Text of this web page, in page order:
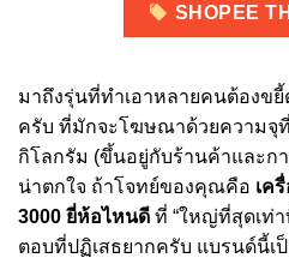
SHOPEE
มาถึงรุ่นที่ทำเอาหลายคนต้องข
ครับ ที่มักจะโฆษณาด้วยความจุที่
กิโลกรัม (ขึ้นอยู่กับร้านค้าและก
น่าตกใจ ถ้าโจทย์ของคุณคือ เค
3000 ยี่ห้อไหนดี ที่ “ใหญ่ที่สุดเท่า
ตอบที่ปฏิเสธยากครับ แบรนด์นี้เ